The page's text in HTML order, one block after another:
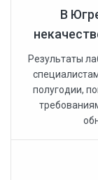
В
Результаты
полугодии,